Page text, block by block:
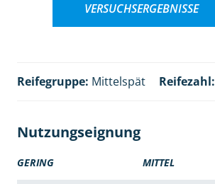
VERSUCHSERGEBNISSE
Reifegruppe: Mittelspät Reifezahl:
Nutzungseignung
GERING MITTEL